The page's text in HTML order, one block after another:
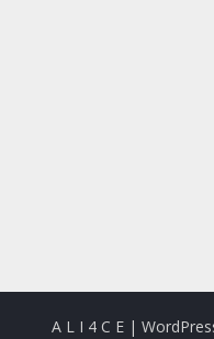
A L I 4 C E |